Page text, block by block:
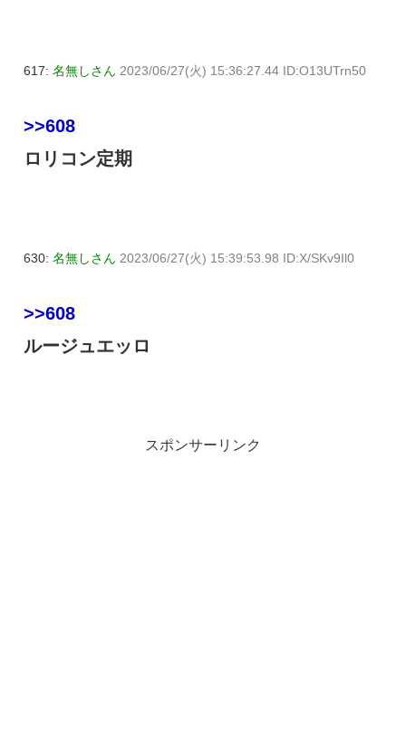
617: 名無しさん 2023/06/27(火) 15:36:27.44 ID:O13UTrn50
>>608
ロリコン定期
630: 名無しさん 2023/06/27(火) 15:39:53.98 ID:X/SKv9Il0
>>608
ルージュエッロ
スポンサーリンク